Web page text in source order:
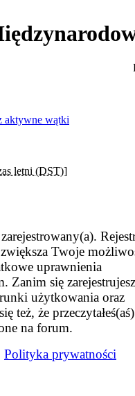
aktywne wątki
letni (DST)]
Twoje
uprawnienia
Zanim się
użytkowania oraz
też, że przeczytałeś(aś)
na forum.
Polityka prywatności